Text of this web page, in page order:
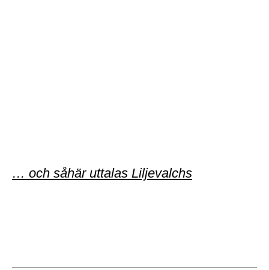
… och såhär uttalas Liljevalchs